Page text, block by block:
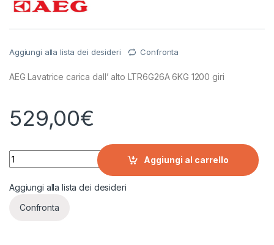
Aggiungi alla lista dei desideri Confronta
AEG Lavatrice carica dall’ alto LTR6G26A 6KG 1200 giri
529,00€
AEG Lavatrice carica dall' alto LTR6G26A 6KG 1200 giri
Aggiungi al carrello
Aggiungi alla lista dei desideri
Confronta